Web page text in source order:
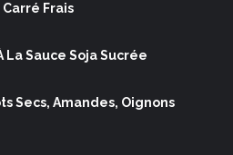
Frais
La Sauce Soja Sucrée
Secs, Amandes, Oignons